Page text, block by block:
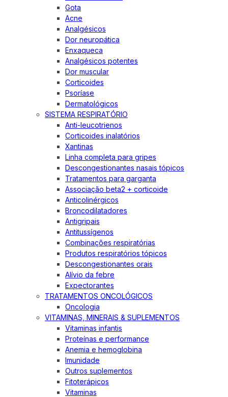
Gota
Acne
Analgésicos
Dor neuropática
Enxaqueca
Analgésicos potentes
Dor muscular
Corticoides
Psoríase
Dermatológicos
SISTEMA RESPIRATÓRIO
Anti-leucotrienos
Corticoides inalatórios
Xantinas
Linha completa para gripes
Descongestionantes nasais tópicos
Tratamentos para garganta
Associação beta2 + corticoide
Anticolinérgicos
Broncodilatadores
Antigripais
Antitussígenos
Combinações respiratórias
Produtos respiratórios tópicos
Descongestionantes orais
Alívio da febre
Expectorantes
TRATAMENTOS ONCOLÓGICOS
Oncologia
VITAMINAS, MINERAIS & SUPLEMENTOS
Vitaminas infantis
Proteínas e performance
Anemia e hemoglobina
Imunidade
Outros suplementos
Fitoterápicos
Vitaminas